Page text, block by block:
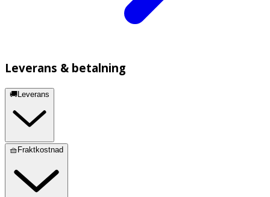
Leverans & betalning
🚚Leverans
🧺Fraktkostnad